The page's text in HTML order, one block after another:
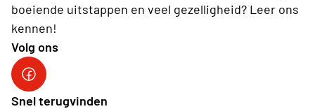
boeiende uitstappen en veel gezelligheid? Leer ons
kennen!
Volg ons
Neos Deinze
Snel terugvinden